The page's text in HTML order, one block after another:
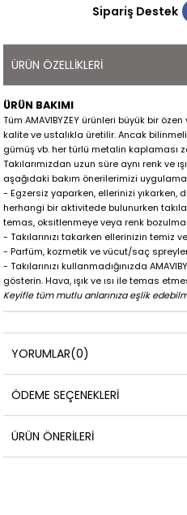
Sipariş Destek
ÜRÜN ÖZELLIKLERI
ÜRÜN BAKIMI
Tüm AMAVIBYZEY ürünleri büyük bir
kalite ve ustalıkla üretilir. Ancak
gümüş vb. her türlü metalin kaplaması
Takılarımızdan uzun süre aynı renk ve
aşağıdaki bakım önerilerimizi
- Egzersiz yaparken, ellerinizi yıkarken,
herhangi bir aktivitede bulunurken
temas, oksitlenmeye veya renk
- Takılarınızı takarken ellerinizin temiz
- Parfüm, kozmetik ve vücut/saç
- Takılarınızı kullanmadığınızda
gösterin. Hava, ışık ve ısı ile temas
Keyifle tüm mutlu anlarınıza eşlik
YORUMLAR(0)
ÖDEME SEÇENEKLERI
ÜRÜN ÖNERILERI